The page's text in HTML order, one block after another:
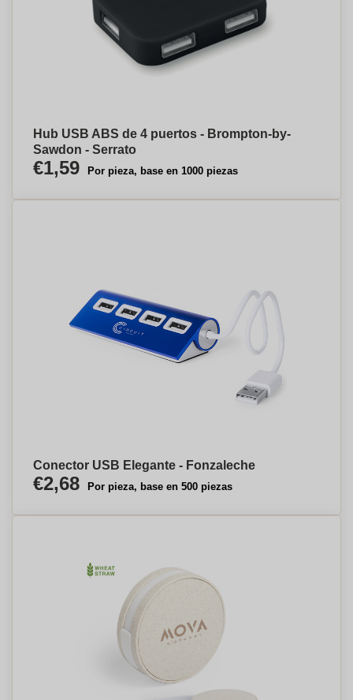
Hub USB ABS de 4 puertos - Brompton-by-
Sawdon - Serrato
€1,59 Por pieza, base en 1000 piezas
Conector USB Elegante - Fonzaleche
€2,68 Por pieza, base en 500 piezas